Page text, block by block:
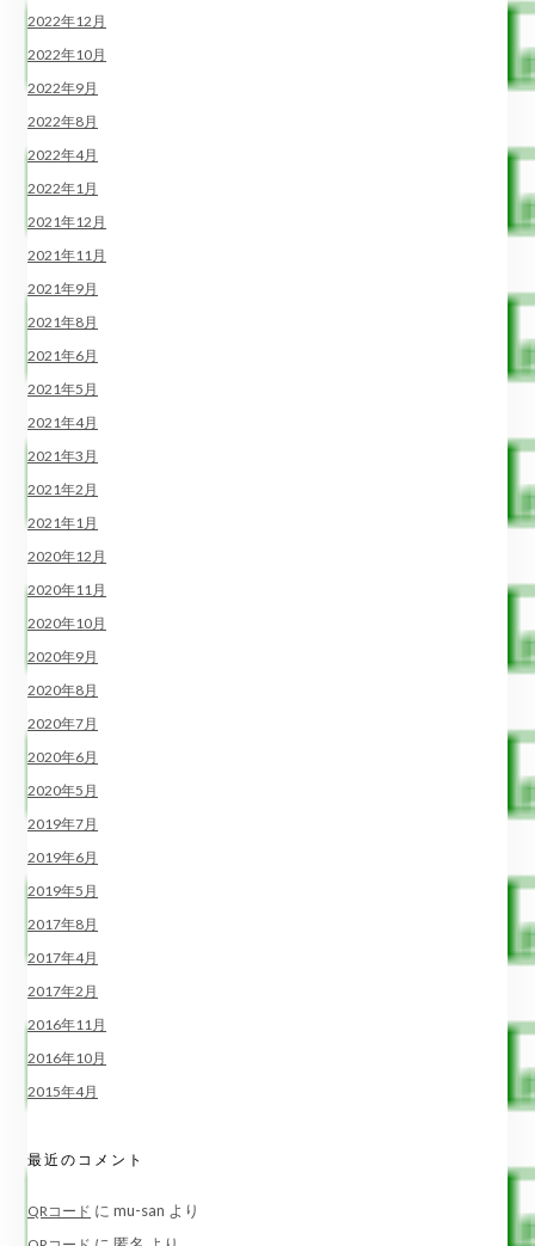
2022年12月
2022年10月
2022年9月
2022年8月
2022年4月
2022年1月
2021年12月
2021年11月
2021年9月
2021年8月
2021年6月
2021年5月
2021年4月
2021年3月
2021年2月
2021年1月
2020年12月
2020年11月
2020年10月
2020年9月
2020年8月
2020年7月
2020年6月
2020年5月
2019年7月
2019年6月
2019年5月
2017年8月
2017年4月
2017年2月
2016年11月
2016年10月
2015年4月
最近のコメント
QRコード に mu-san より